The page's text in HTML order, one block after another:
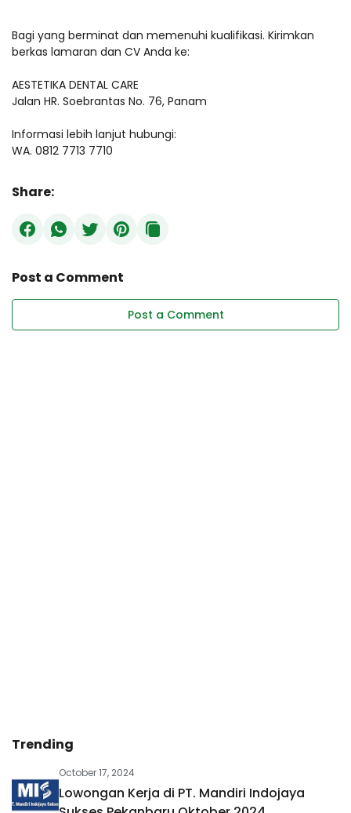
Bagi yang berminat dan memenuhi kualifikasi. Kirimkan
berkas lamaran dan CV Anda ke:
AESTETIKA DENTAL CARE
Jalan HR. Soebrantas No. 76, Panam
Informasi lebih lanjut hubungi:
WA. 0812 7713 7710
Share:
Post a Comment
Post a Comment
Trending
October 17, 2024
Lowongan Kerja di PT. Mandiri Indojaya